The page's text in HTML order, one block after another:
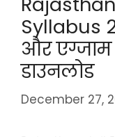
Syllabus
और एग्जाम
डाउनलोड
December 27,